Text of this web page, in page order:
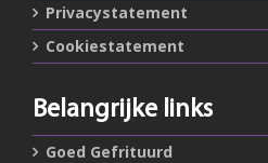
Privacystatement
Cookiestatement
Belangrijke links
Goed Gefrituurd